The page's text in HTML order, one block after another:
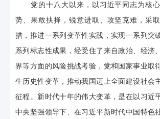
党的十八大以来，以习近平同志为核心
势、果敢抉择，锐意进取、攻坚克难，采
措，推进一系列变革性实践，实现一系列突
系列标志性成果，经受住了来自政治、经济
界等方面的风险挑战考验，党和国家事业取
生历史性变革，推动我国迈上全面建设社会
征程。新时代十年的伟大变革，是在以习近
中央坚强领导下、在习近平新时代中国特色